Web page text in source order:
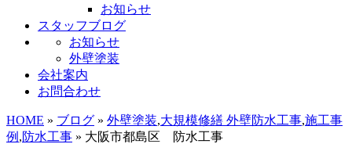
お知らせ
スタッフブログ
お知らせ
外壁塗装
会社案内
お問合わせ
HOME » ブログ » 外壁塗装,大規模修繕 外壁防水工事,施工事
例 ,防水工事 » 大阪市都島区 防水工事